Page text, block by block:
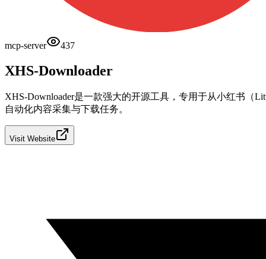
mcp-server 437
XHS-Downloader
XHS-Downloader是一款强大的开源工具，专用于从小红书（
自动化内容采集与下载任务。
Visit Website